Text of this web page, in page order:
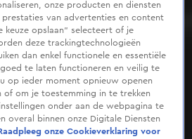
onze producten en diensten
van advertenties en content
keuze opslaan” selecteert of je
deze trackingtechnologieën
dan enkel functionele en essentiële
te laten functioneren en veilig te
op ieder moment opnieuw openen
of om je toestemming in te trekken
onder aan de webpagina te
overal binnen onze Digitale Diensten
onze Cookieverklaring voor